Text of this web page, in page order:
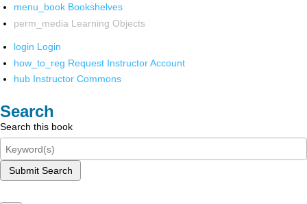
menu_book Bookshelves
perm_media Learning Objects
login Login
how_to_reg Request Instructor Account
hub Instructor Commons
Search
Search this book
Submit Search